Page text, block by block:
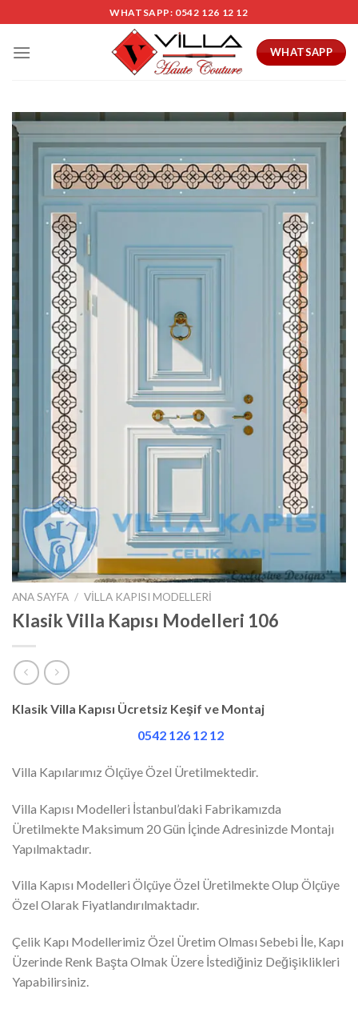
to
content
WHATSAPP: 0542 126 12 12
WHATSAPP
ANA SAYFA / VILLA KAPISI MODELLERI
Klasik Villa Kapısı Modelleri 106
Klasik Villa Kapısı Ücretsiz Keşif ve Montaj
0542 126 12 12
Villa Kapılarımız Ölçüye Özel Üretilmektedir.
Villa Kapısı Modelleri İstanbul’daki Fabrikamızda
Üretilmekte Maksimum 20 Gün İçinde Adresinizde Montajı
Yapılmaktadır.
Villa Kapısı Modelleri Ölçüye Özel Üretilmekte Olup Ölçüye
Özel Olarak Fiyatlandırılmaktadır.
Çelik Kapı Modellerimiz Özel Üretim Olması Sebebi İle, Kapı
Üzerinde Renk Başta Olmak Üzere İstediğiniz Değişiklikleri
Yapabilirsiniz.